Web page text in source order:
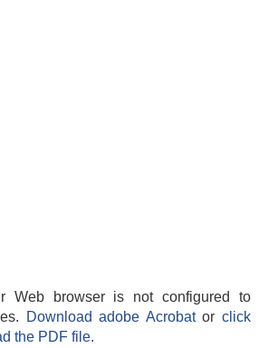
Web browser is not configured to
Download adobe Acrobatorclick
the PDF file.